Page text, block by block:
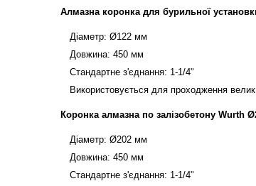
Алмазна коронка для бурильної
Діаметр: Ø122 мм
Довжина: 450 мм
Стандартне з'єднання: 1-1/4"
Використовується для проходження
Коронка алмазна по залізобетону Wurth
Діаметр: Ø202 мм
Довжина: 450 мм
Стандартне з'єднання: 1-1/4"